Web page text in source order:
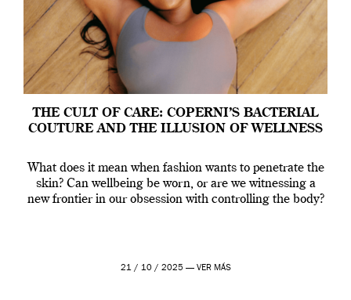
THE CULT OF CARE: COPERNI’S BACTERIAL
COUTURE AND THE ILLUSION OF WELLNESS
What does it mean when fashion wants to penetrate the
skin? Can wellbeing be worn, or are we witnessing a
new frontier in our obsession with controlling the body?
21 / 10 / 2025 — VER MÁS